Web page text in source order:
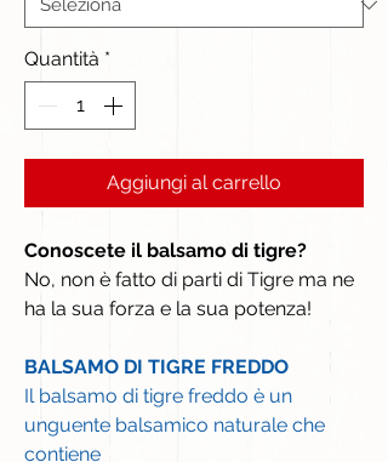
Quantità *
Aggiungi al carrello
Conoscete il balsamo di tigre?
No, non è fatto di parti di Tigre ma ne
ha la sua forza e la sua potenza!
BALSAMO DI TIGRE FREDDO
Il balsamo di tigre freddo è un
unguente balsamico naturale che
contiene